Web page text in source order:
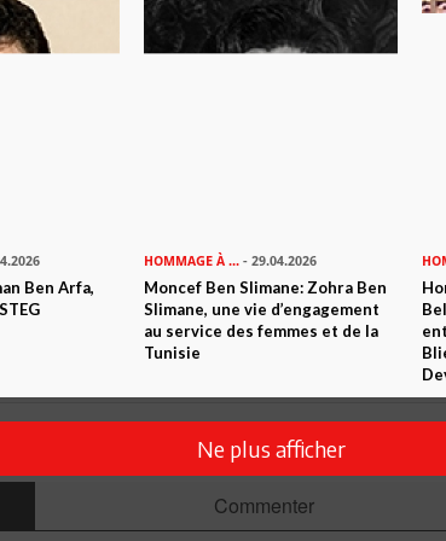
Mohamed
PARTAGEZ-LE AVEC VOS AMIS !
ABONNEZ-VOUS
CET ARTICLE
0
Commenter
Ben Arfa,
HOMMAGE À ... - 29.04.2026
Moncef Ben Slimane: Zohra Ben
Slimane, une vie d’engagement
au service des femmes et de la
Tunisie
Ne plus afficher